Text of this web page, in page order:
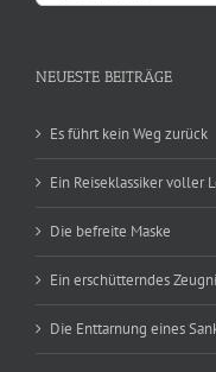
nach:
NEUESTE BEITRÄGE
Es führt kein Weg zurück
Ein Reiseklassiker voller
Die befreite Maske
Ein erschütterndes
Die Enttarnung eines